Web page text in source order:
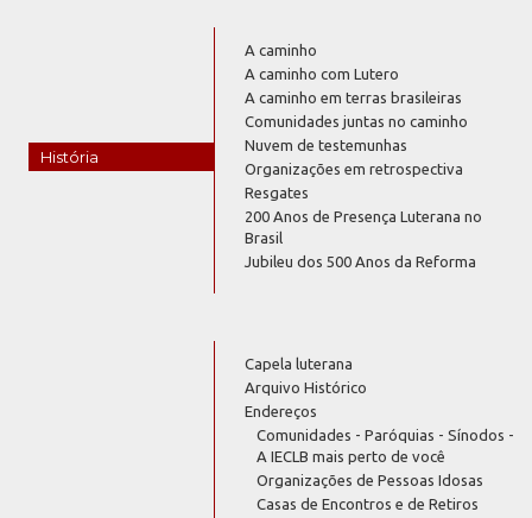
História
A caminho
A caminho com Lutero
A caminho em terras brasileiras
Comunidades juntas no caminho
Nuvem de testemunhas
Organizações em retrospectiva
Resgates
200 Anos de Presença Luterana no
Brasil
Jubileu dos 500 Anos da Reforma
Capela luterana
Arquivo Histórico
Endereços
Comunidades - Paróquias - Sínodos -
A IECLB mais perto de você
Organizações de Pessoas Idosas
Casas de Encontros e de Retiros